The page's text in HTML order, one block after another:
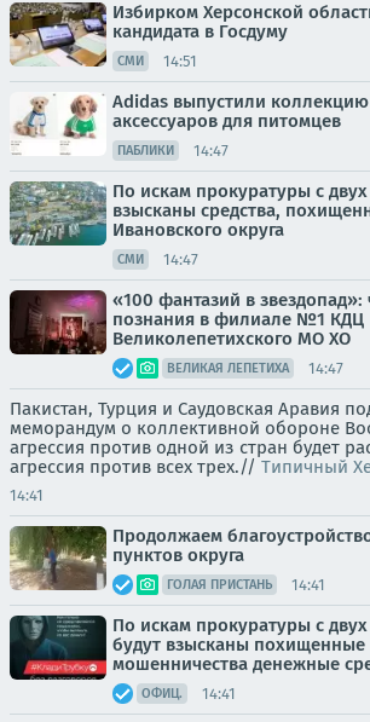
Избирком Херсонской
кандидата в Госдуму
СМИ 14:51
Adidas выпустили
аксессуаров для питомцев
ПАБЛИКИ 14:47
По искам прокуратуры с
взысканы средства,
Ивановского округа
СМИ 14:47
«100 фантазий в звездопад»:
познания в филиале №1 КДЦ
Великолепетихского МО ХО
ВЕЛИКАЯ ЛЕПЕТИХА 14:47
Пакистан, Турция и Саудовская Аравия
меморандум о коллективной обороне
агрессия против одной из стран будет
агрессия против всех трех.// Типичный
14:41
Продолжаем
пунктов округа
ГОЛАЯ ПРИСТАНЬ 14:41
По искам прокуратуры с
будут взысканы похищенные
мошенничества денежные
ОФИЦ. 14:41